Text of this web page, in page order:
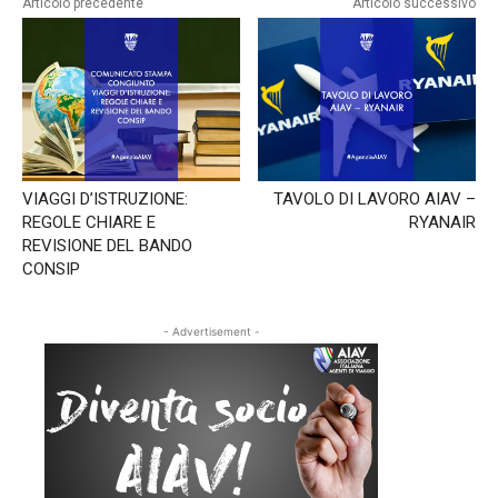
-
08/11/2023
Articolo precedente
VIAGGI D’ISTRUZIONE:
REGOLE CHIARE E
REVISIONE DEL BANDO
CONSIP
Articolo successivo
TAVOLO DI LAVORO AIAV –
RYANAIR
- Advertisement -